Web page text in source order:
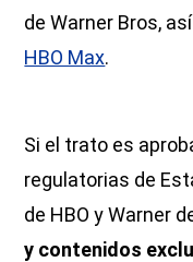
de Warner Bros,
HBO Max.
Si el trato es
regulatorias de
de HBO y Warner
y contenidos